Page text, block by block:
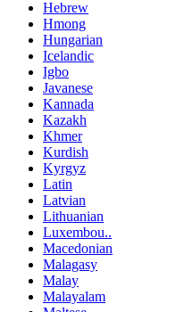
Hebrew
Hmong
Hungarian
Icelandic
Igbo
Javanese
Kannada
Kazakh
Khmer
Kurdish
Kyrgyz
Latin
Latvian
Lithuanian
Luxembou..
Macedonian
Malagasy
Malay
Malayalam